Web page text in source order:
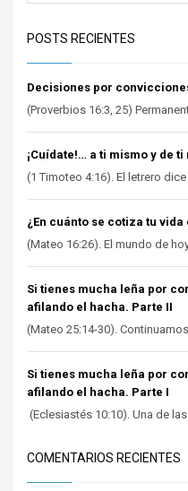
POSTS RECIENTES
Decisiones por
(Proverbios 16:3, 25)
¡Cuídate!… a ti mismo y de ti
(1 Timoteo 4:16). El letrero dice
¿En cuánto se cotiza tu
(Mateo 16:26). El mundo de
Si tienes mucha leña por
afilando el hacha. Parte II
(Mateo 25:14-30).
Si tienes mucha leña por
afilando el hacha. Parte I
(Eclesiastés 10:10). Una de las
COMENTARIOS RECIENTES